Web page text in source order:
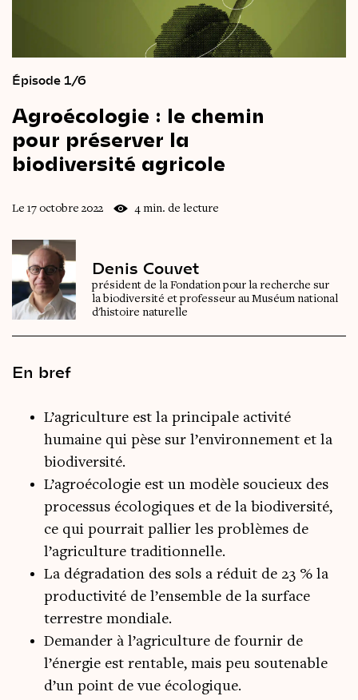
Épisode 1/6
Agroécologie : le chemin
pour préserver la
biodiversité agricole
Le 17 octobre 2022 4 min. de lecture
Denis Couvet
président de la Fondation pour la recherche sur
la biodiversité et professeur au Muséum national
d'histoire naturelle
En bref
L’agriculture est la principale activité
humaine qui pèse sur l’environnement et la
biodiversité.
L’agroécologie est un modèle soucieux des
processus écologiques et de la biodiversité,
ce qui pourrait pallier les problèmes de
l’agriculture traditionnelle.
La dégradation des sols a réduit de 23 % la
productivité de l’ensemble de la surface
terrestre mondiale.
Demander à l’agriculture de fournir de
l’énergie est rentable, mais peu soutenable
d’un point de vue écologique.